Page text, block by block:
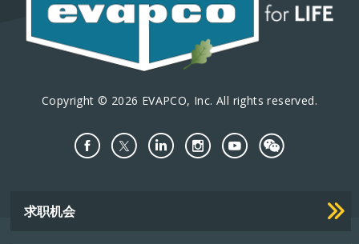
Copyright © 2026 EVAPCO, Inc. All rights reserved.
Important
Footer
求职机会